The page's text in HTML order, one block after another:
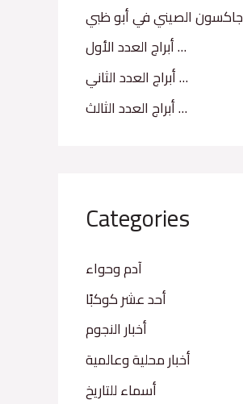
r
:
أبراج العدد الأول …
أبراج العدد الثاني …
أبراج العدد الثالث …
Categories
آدم وحواء
أحد عشر كوكبًا
أخبار النجوم
أخبار محلية وعالمية
أسماء للتاريخ